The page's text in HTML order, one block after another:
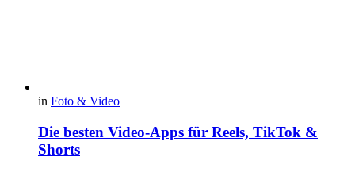
in Foto & Video
Die besten Video-Apps für Reels, TikTok &
Shorts